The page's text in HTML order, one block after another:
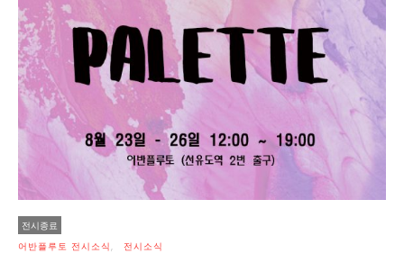
전시종료
어반플루토 전시소식 전시소식